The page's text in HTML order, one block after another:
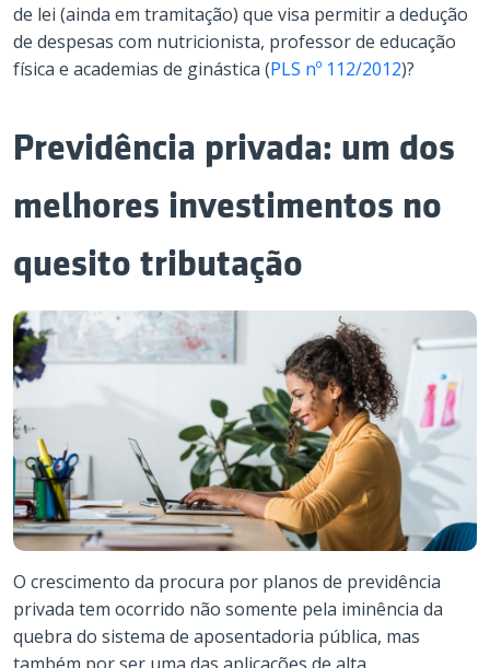
de lei (ainda em tramitação) que visa permitir a dedução
de despesas com nutricionista, professor de educação
física e academias de ginástica (PLS nº 112/2012)?
Previdência privada: um dos
melhores investimentos no
quesito tributação
O crescimento da procura por planos de previdência
privada tem ocorrido não somente pela iminência da
quebra do sistema de aposentadoria pública, mas